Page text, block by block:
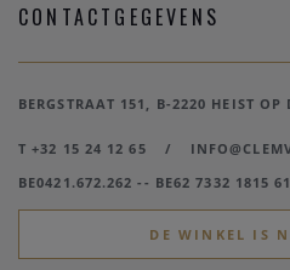
CONTACTGEGEVENS
BERGSTRAAT 151, B-2220 HEIST OP
T +32 15 24 12 65 /
BE0421.672.262 -- BE62 7332 1815
DE WINKEL IS